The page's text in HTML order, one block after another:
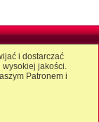
i dostarczać
wysokiej jakości.
Patronem i